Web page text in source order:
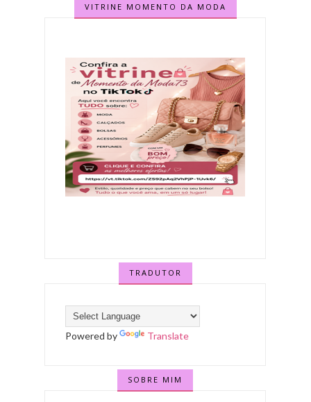
VITRINE MOMENTO DA MODA
TRADUTOR
Powered by Translate
SOBRE MIM